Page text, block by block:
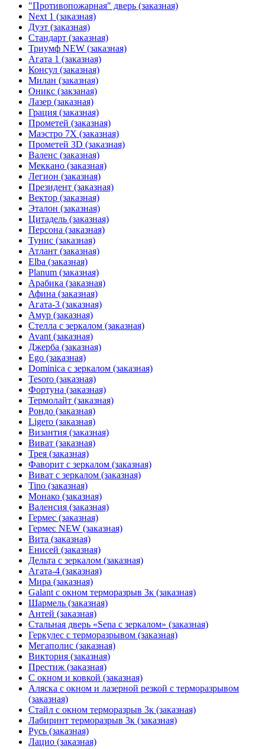
"Противопожарная" дверь (заказная)
Next 1 (заказная)
Дуэт (заказная)
Стандарт (заказная)
Триумф NEW (заказная)
Агата 1 (заказная)
Консул (заказная)
Милан (заказная)
Оникс (закзаная)
Лазер (заказная)
Грация (заказная)
Прометей (заказная)
Маэстро 7Х (заказная)
Прометей 3D (заказная)
Валенс (заказная)
Меккано (заказная)
Легион (заказная)
Президент (заказная)
Вектор (заказная)
Эталон (заказная)
Цитадель (заказная)
Персона (заказная)
Тунис (заказная)
Атлант (заказная)
Elba (заказная)
Planum (заказная)
Арабика (заказная)
Афина (заказная)
Агата-3 (заказная)
Амур (заказная)
Стелла с зеркалом (заказная)
Avant (заказная)
Джерба (заказная)
Ego (заказная)
Dominica с зеркалом (заказная)
Tesoro (заказная)
Фортуна (заказная)
Термолайт (заказная)
Рондо (заказная)
Ligero (заказная)
Византия (заказная)
Виват (заказная)
Трея (заказная)
Фаворит с зеркалом (заказная)
Виват с зеркалом (заказная)
Tino (заказная)
Монако (заказная)
Валенсия (заказная)
Гермес (заказная)
Гермес NEW (заказная)
Вита (заказная)
Енисей (заказная)
Дельта с зеркалом (заказная)
Агата-4 (заказная)
Мира (заказная)
Galant с окном терморазрыв 3к (заказная)
Шармель (заказная)
Антей (заказная)
Стальная дверь «Sena с зеркалом» (заказная)
Геркулес с терморазрывом (заказная)
Мегаполис (заказная)
Виктория (заказная)
Престиж (заказная)
С окном и ковкой (заказная)
Аляска с окном и лазерной резкой с терморазрывом
(заказная)
Стайл с окном терморазрыв 3к (заказная)
Лабиринт терморазрыв 3к (заказная)
Русь (заказная)
Лацио (заказная)